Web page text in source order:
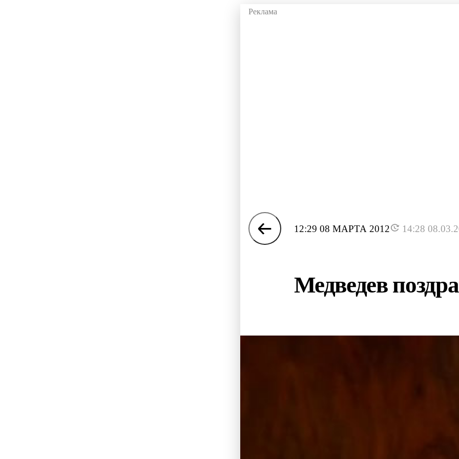
12:29 08 МАРТА 2012 14:28
Медведев